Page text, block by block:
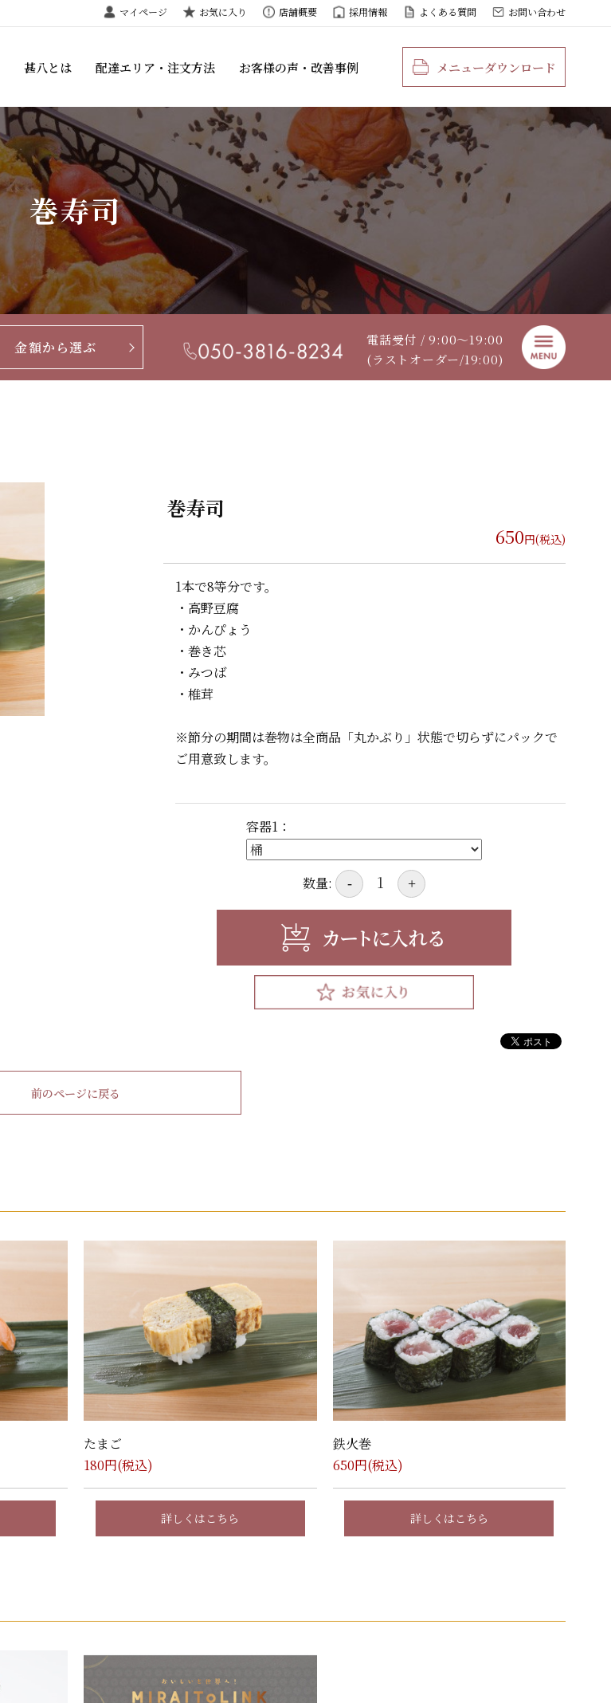
マイページ お気に入り 店舗概要 採用情報 よくある質問 お問い合わせ
甚八とは 配達エリア・注文方法 お客様の声・改善事例 メニューダウンロード
巻寿司
金額から選ぶ
電話受付 / 9:00〜19:00
(ラストオーダー/19:00)
巻寿司
650円(税込)
1本で8等分です。
・高野豆腐
・かんぴょう
・巻き芯
・みつば
・椎茸
※節分の期間は巻物は全商品「丸かぶり」状態で切らずにパックで
ご用意致します。
容器1：
数量: - +
前のページに戻る
たまご
180円(税込)
詳しくはこちら
鉄火巻
650円(税込)
詳しくはこちら